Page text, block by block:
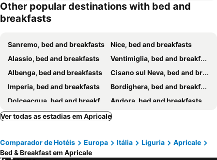
Other popular destinations with bed and
breakfasts
Sanremo, bed and breakfasts
Nice, bed and breakfasts
Alassio, bed and breakfasts
Ventimiglia, bed and breakfasts
Albenga, bed and breakfasts
Cisano sul Neva, bed and breakfasts
Imperia, bed and breakfasts
Bordighera, bed and breakfasts
Dolceacqua, bed and breakfasts
Andora, bed and breakfasts
Cervo, bed and breakfasts
Laigueglia, bed and breakfasts
Limone Piemonte, bed and breakfasts
Diano Marina, bed and breakfasts
Roccaforte Mondovì, bed and breakfasts
Castelbianco, bed and breakfasts
Ver todas as estadias em Apricale
Comparador de Hotéis Europa Itália Liguria
Apricale
Bed & Breakfast em Apricale